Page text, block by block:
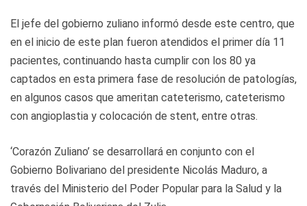
El jefe del gobierno zuliano informó desde este centro, que
en el inicio de este plan fueron atendidos el primer día 11
pacientes, continuando hasta cumplir con los 80 ya
captados en esta primera fase de resolución de patologías,
en algunos casos que ameritan cateterismo, cateterismo
con angioplastia y colocación de stent, entre otras.
‘Corazón Zuliano’ se desarrollará en conjunto con el
Gobierno Bolivariano del presidente Nicolás Maduro, a
través del Ministerio del Poder Popular para la Salud y la